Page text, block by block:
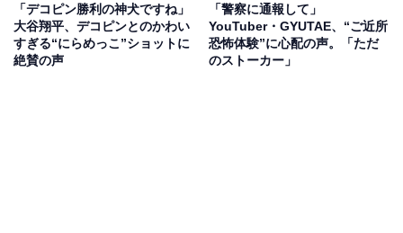
「デコピン勝利の神犬ですね」
大谷翔平、デコピンとのかわい
すぎる“にらめっこ”ショットに
絶賛の声
「警察に通報して」
YouTuber・GYUTAE、“ご近所
恐怖体験”に心配の声。「ただ
のストーカー」